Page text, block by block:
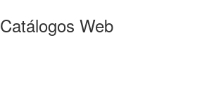
Catálogos Web